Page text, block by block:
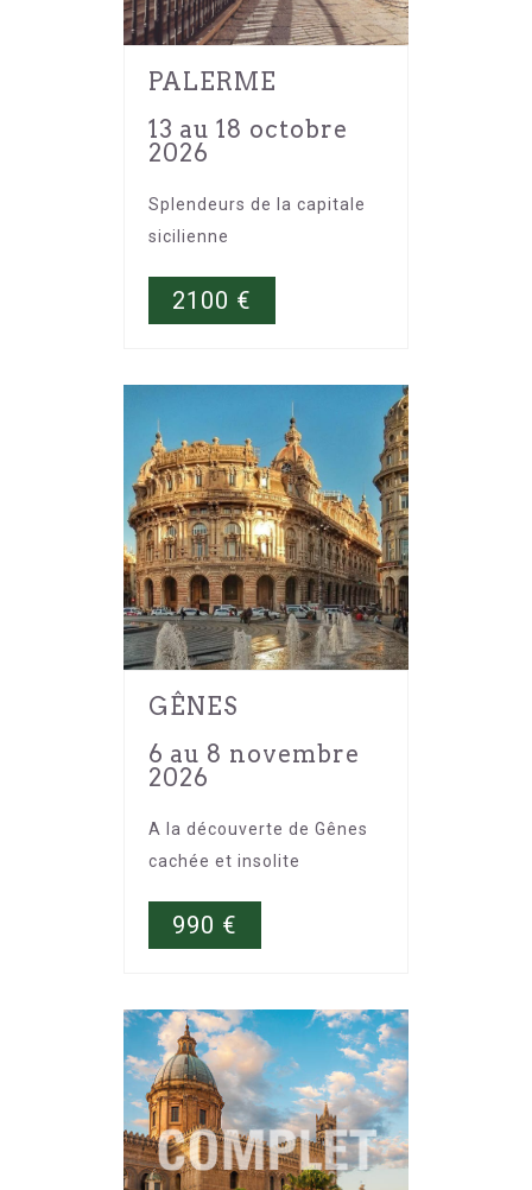
PALERME
13 au 18 octobre
2026
Splendeurs de la capitale
sicilienne
2100 €
GÊNES
6 au 8 novembre
2026
A la découverte de Gênes
cachée et insolite
990 €